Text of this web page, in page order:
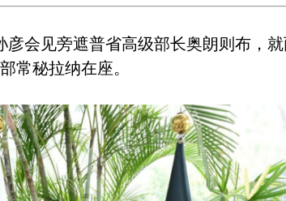
会见旁遮普省高级部长奥朗则布，就
常秘拉纳在座。